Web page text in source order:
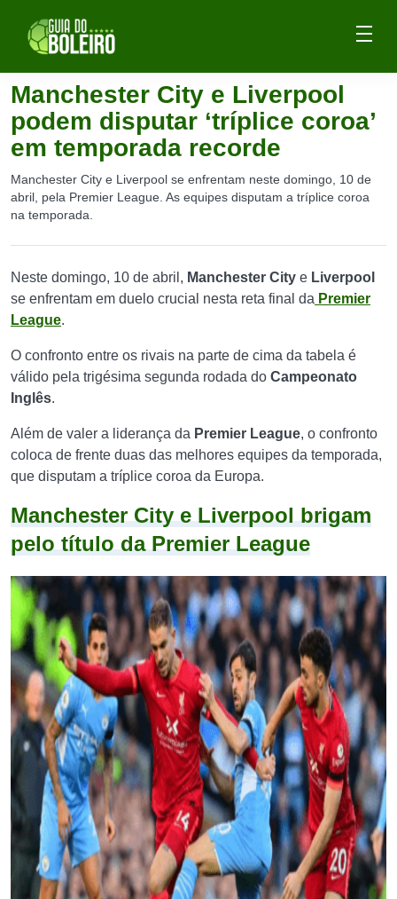
Manchester City e Liverpool
podem disputar ‘tríplice coroa’
em temporada recorde
Manchester City e Liverpool se enfrentam neste domingo, 10 de
abril, pela Premier League. As equipes disputam a tríplice coroa
na temporada.
Neste domingo, 10 de abril, Manchester City e Liverpool
se enfrentam em duelo crucial nesta reta final da Premier
League.
O confronto entre os rivais na parte de cima da tabela é
válido pela trigésima segunda rodada do Campeonato
Inglês.
Além de valer a liderança da Premier League, o confronto
coloca de frente duas das melhores equipes da temporada,
que disputam a tríplice coroa da Europa.
Manchester City e Liverpool brigam
pelo título da Premier League